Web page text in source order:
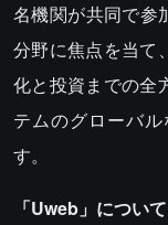
名機関が共同で参
分野に焦点を当て
化と投資までの全
テムのグローバ
す。
「Uweb」について